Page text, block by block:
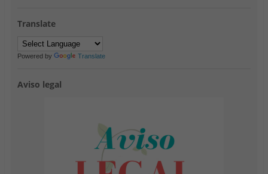
Translate
Powered by Translate
Aviso legal